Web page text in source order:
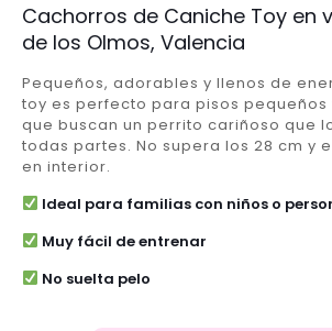
Cachorros de Caniche Toy en
de los Olmos, Valencia
Pequeños, adorables y llenos de
toy es perfecto para pisos pequeños
que buscan un perrito cariñoso que
todas partes. No supera los 28 cm y
en interior.
Ideal para familias con niños o
Muy fácil de entrenar
No suelta pelo